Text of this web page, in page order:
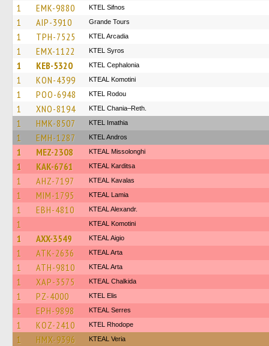
1 EMK-9880 KTEL Sifnos
1 AIP-3910 Grande Tours
1 TPH-7525 KTEL Arcadia
1 EMX-1122 KTEL Syros
1 KEB-5320 KTEL Cephalonia
1 KON-4399 KTEAL Komotini
1 POO-6948 ΚΤΕL Rodou
1 XNO-8194 KTEL Chania–Reth.
1 HMK-8507 KTEL Imathia
1 EMH-1287 KTEL Andros
1 MEZ-2308 KTEAL Missolonghi
1 KAK-6761 KTEAL Karditsa
1 AHZ-7197 KTEAL Kavalas
1 MIM-1795 KTEAL Lamia
1 EBH-4810 KTEAL Alexandr.
1 KTEAL Komotini
1 AXX-3549 KTEAL Aigio
1 ATK-2636 KTEAL Arta
1 ATH-9810 KTEAL Arta
1 XAP-3575 KTEAL Chalkida
1 PZ-4000 KTEL Elis
1 EPH-9898 KTEAL Serres
1 KOZ-2410 KTEL Rhodope
1 HMX-9396 KTEAL Veria